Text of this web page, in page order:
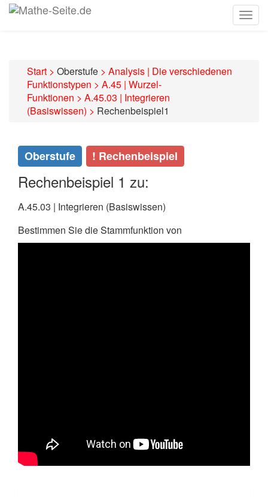
Start > Oberstufe > Analysis | Die verschiedenen
Funktionstypen > A.45 | Wurzel-
Funktionen > A.45.03 | Integrieren
(Basiswissen) > Rechenbeispiel1
Oberstufe ! Rechenbeispiel
Rechenbeispiel 1 zu:
A.45.03 | Integrieren (Basiswissen)
Bestimmen Sie die Stammfunktion von